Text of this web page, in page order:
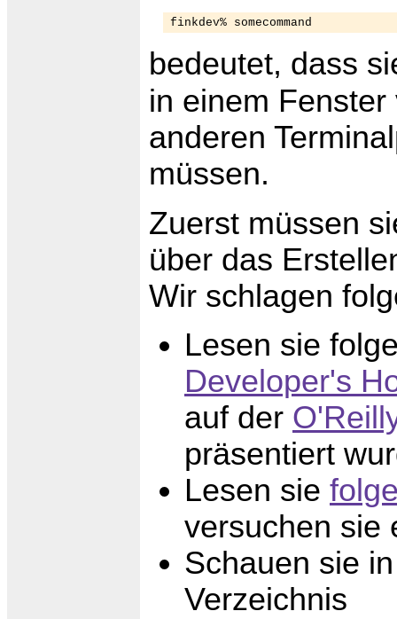
bedeutet, dass
in einem
anderen
müssen.
Zuerst müssen
über das
Wir schlagen
Lesen sie
Developer's
auf der
präsentiert
Lesen sie
versuchen sie
Schauen sie
Verzeichnis